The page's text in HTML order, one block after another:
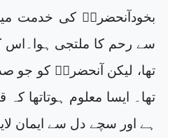
بخودآنحضرتؐ کی خدمت
سے رحم کا ملتجی ہوا۔اس
تھا، لیکن آنحضرتؐ کو جو
تھا۔ ایسا معلوم ہوتاتھا کہ
ہے اور سچے دل سے ایمان